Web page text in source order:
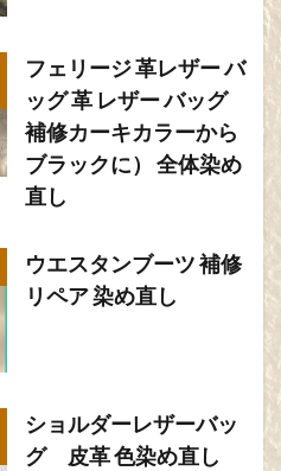
フェリージ 革レザー バ
ッグ 革 レザー バッグ
補修カーキカラーから
ブラックに） 全体染め
直し
ウエスタンブーツ 補修
リペア 染め直し
ショルダーレザーバッ
グ 皮革 色染め直し